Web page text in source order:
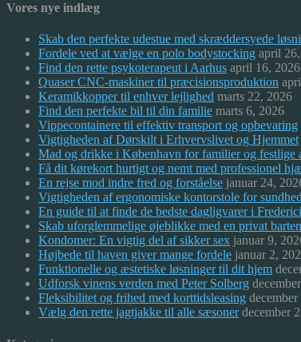
Vores nye indlæg
Skab den perfekte udestue med skræddersyede
Fordele ved at vælge en polo bodystocking april
Find den rette psykoterapeut i Aarhus april 16, 2026
Quaser CNC-maskiner til præcisionsproduktion
Keramikkopper til enhver lejlighed marts 22, 2026
Find den perfekte bil til din familie marts 6, 2026
Vippecontainere til effektiv transport og opbevaring
Vigtigheden af Dørskilt i Erhvervslivet og Hjemmet
Mad og drikke i København for familier og festlige
Få dit kørekort hurtigt og nemt med professionel
En rejse mod indre fred og forståelse januar 24,
Vigtigheden af ergonomiske kontorstole for
En guide til at finde de bedste dagligvarer i
Skab uforglemmelige øjeblikke med en privat
Kondomer: En vigtig del af sikker sex januar 9,
Højbede til haven giver mange fordele januar 2,
Funktionelle og æstetiske løsninger til dit hjem
Udforsk vinens verden med Peter Solberg
Fleksibilitet og frihed med korttidsleasing
Vælg den rette jagtjakke til alle sæsoner december